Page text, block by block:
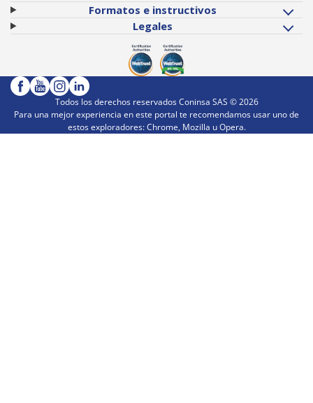
Formatos e instructivos
Legales
Todos los derechos reservados Coninsa SAS ©2026
Para una mejor experiencia en este portal te recomendamos usar uno de
estos exploradores: Chrome, Mozilla u Opera.